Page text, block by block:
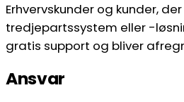
Erhvervskunder og kunder,
tredjepartssystem eller -
gratis support og bliver
Ansvar